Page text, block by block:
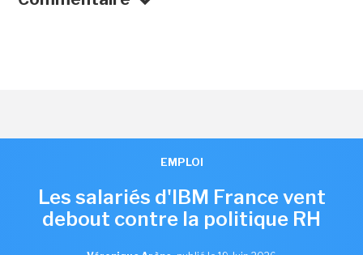
EMPLOI
Les salariés d'IBM France vent
debout contre la politique RH